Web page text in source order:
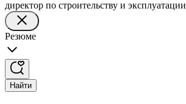
директор по строительству и эксплуатации
Резюме
Найти